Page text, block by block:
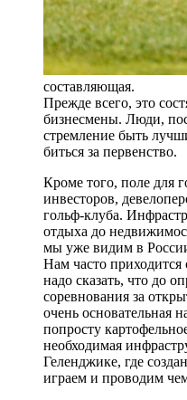
составляющая.
Прежде всего, это
бизнесмены. Люди,
стремление быть
биться за первенство.
Кроме того, поле для
инвесторов,
гольф-клуба.
отдыха до
мы уже видим в
Нам часто
надо сказать, что до
соревнования за
очень основательная
попросту
необходимая
Геленджике, где
играем и проводим